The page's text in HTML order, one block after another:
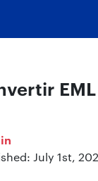
EML
July 1st,